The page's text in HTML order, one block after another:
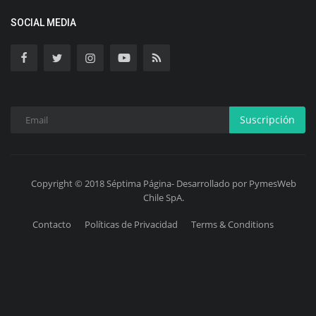
SOCIAL MEDIA
Suscripción
Copyright © 2018 Séptima Página- Desarrollado por PymesWeb
Chile SpA.
Contacto Políticas de Privacidad Terms & Conditions